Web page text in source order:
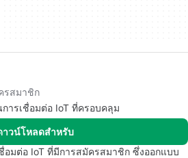
รสมาชิก
ารเชื่อมต่อ IoT ที่ครอบคลุม
าวน์โหลดสำหรับ
อมต่อ IoT ที่มีการสมัครสมาชิก ซึ่งออกแบบ